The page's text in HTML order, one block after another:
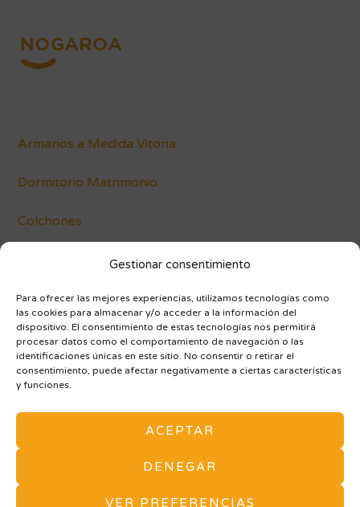
Gestionar consentimiento
Para ofrecer las mejores experiencias, utilizamos tecnologías como
las cookies para almacenar y/o acceder a la información del
dispositivo. El consentimiento de estas tecnologías nos permitirá
procesar datos como el comportamiento de navegación o las
identificaciones únicas en este sitio. No consentir o retirar el
consentimiento, puede afectar negativamente a ciertas características
y funciones.
ACEPTAR
DENEGAR
VER PREFERENCIAS
Armarios a Medida Vitoria
Dormitorio Matrimonio
Colchones
Blog
AVISO LEGAL Y POLÍTICA DE PRIVACIDAD
ARMARIOS A MEDIDA
MAPA DE SITIO
Tu tienda de Muebles y Decoración en Vitoria. -